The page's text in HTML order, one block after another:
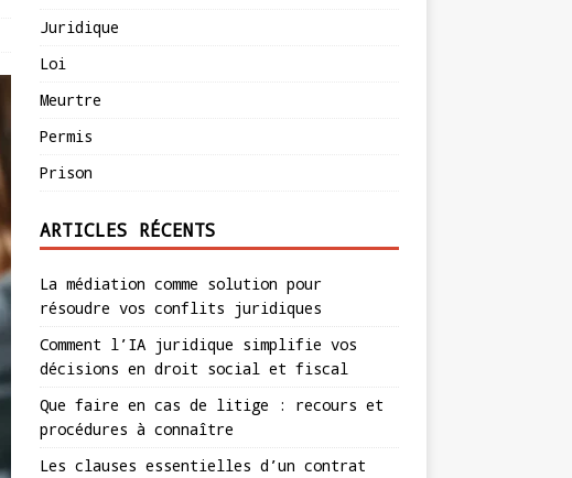
Juridique
Loi
Meurtre
Permis
Prison
ARTICLES RÉCENTS
La médiation comme solution pour
résoudre vos conflits juridiques
Comment l’IA juridique simplifie vos
décisions en droit social et fiscal
Que faire en cas de litige : recours et
procédures à connaître
Les clauses essentielles d’un contrat